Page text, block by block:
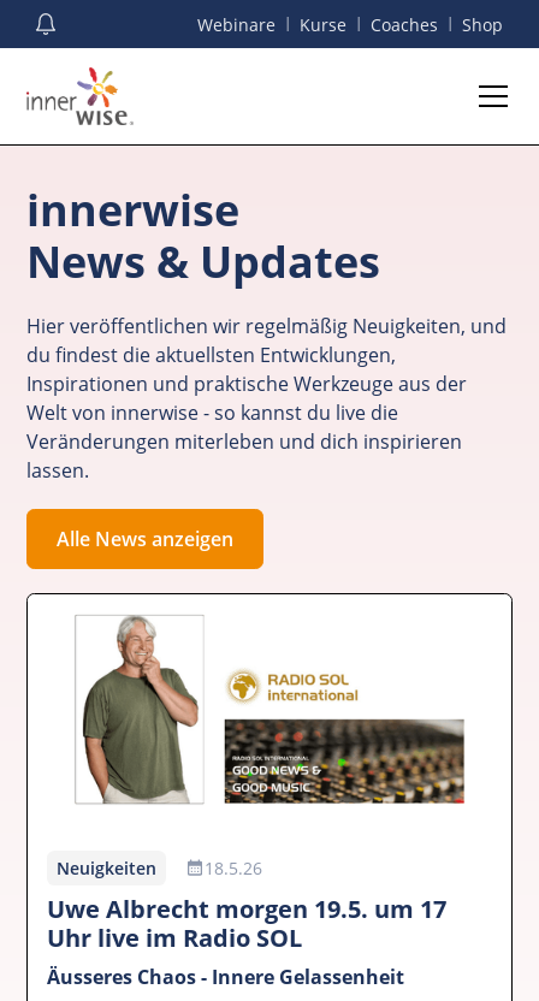
Webinare I Kurse I Coaches I Shop
innerwise
News & Updates
Hier veröffentlichen wir regelmäßig Neuigkeiten, und
du findest die aktuellsten Entwicklungen,
Inspirationen und praktische Werkzeuge aus der
Welt von innerwise - so kannst du live die
Veränderungen miterleben und dich inspirieren
lassen.
Alle News anzeigen
Neuigkeiten 18.5.26
Uwe Albrecht morgen 19.5. um 17
Uhr live im Radio SOL
Äusseres Chaos - Innere Gelassenheit